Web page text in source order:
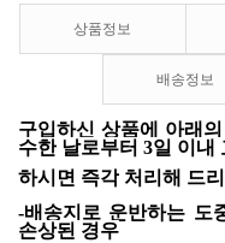
상품정보
배송정보
구입하신 상품에 아래의
수한 날로부터 3일 이내
하시면 즉각 처리해 드
-배송지로 운반하는 도
손상된 경우